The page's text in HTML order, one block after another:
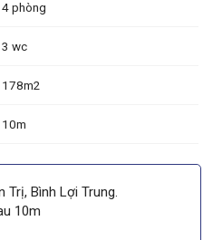
4 phòng
3 wc
178m2
10m
Trị, Bình Lợi Trung.
10m